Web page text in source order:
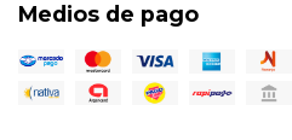
Medios de pago